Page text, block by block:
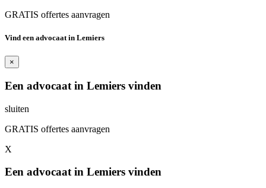
GRATIS offertes aanvragen
Vind een advocaat in Lemiers
×
Een advocaat in Lemiers vinden
sluiten
GRATIS offertes aanvragen
X
Een advocaat in Lemiers vinden